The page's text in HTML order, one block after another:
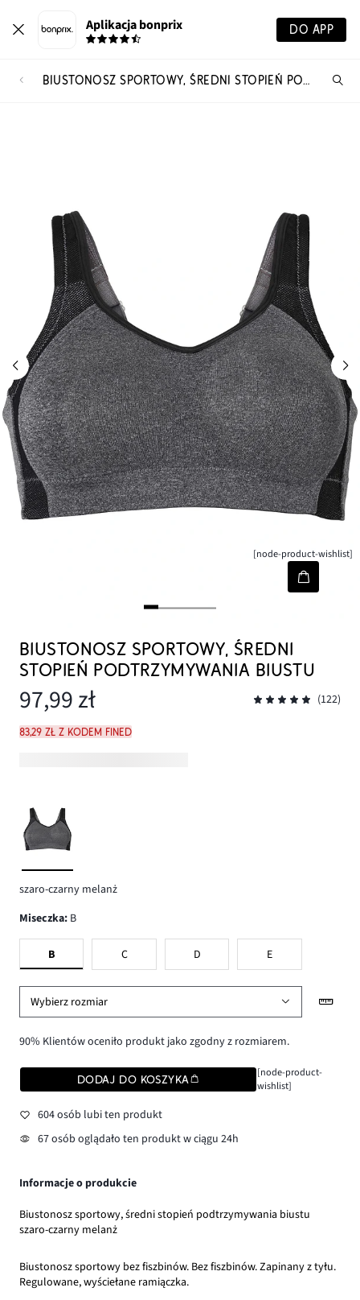
Aplikacja bonprix DO APP
BIUSTONOSZ SPORTOWY, ŚREDNI STOPIEŃ PODTRZYMYWANIA BIUSTU
[node-product-wishlist]
BIUSTONOSZ SPORTOWY, ŚREDNI
STOPIEŃ PODTRZYMYWANIA BIUSTU
97,99 zł (122)
83,29 zł z kodem FINED
szaro-czarny melanż
Miseczka: B
B C D E
Wybierz rozmiar
90% Klientów oceniło produkt jako zgodny z rozmiarem.
DODAJ DO KOSZYKA
[node-product-
wishlist]
604 osób lubi ten produkt
67 osób oglądało ten produkt w ciągu 24h
Informacje o produkcie
Biustonosz sportowy, średni stopień podtrzymywania biustu
szaro-czarny melanż
Biustonosz sportowy bez fiszbinów. Bez fiszbinów. Zapinany z tyłu.
Regulowane, wyściełane ramiączka.